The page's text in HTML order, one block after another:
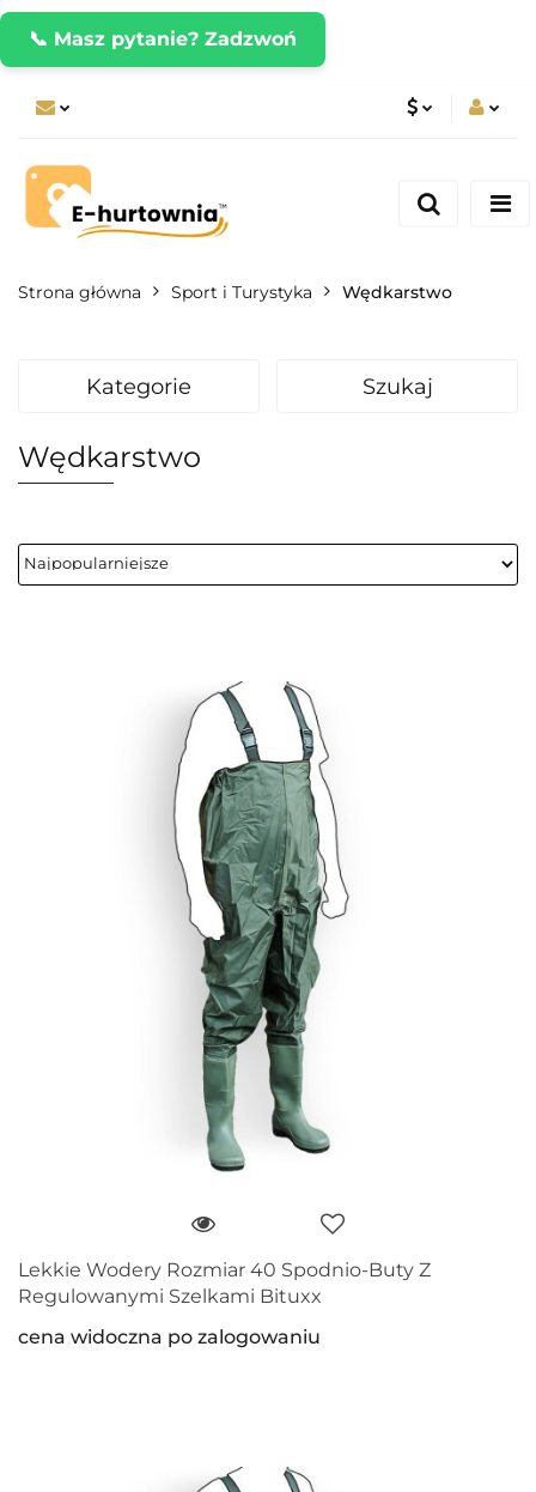
📞 Masz pytanie? Zadzwoń
CZK
Zarejestruj się
Strona główna Sport i Turystyka Wędkarstwo
Kategorie Szukaj
Wędkarstwo
Lekkie Wodery Rozmiar 40 Spodnio-Buty Z
Regulowanymi Szelkami Bituxx
cena widoczna po zalogowaniu